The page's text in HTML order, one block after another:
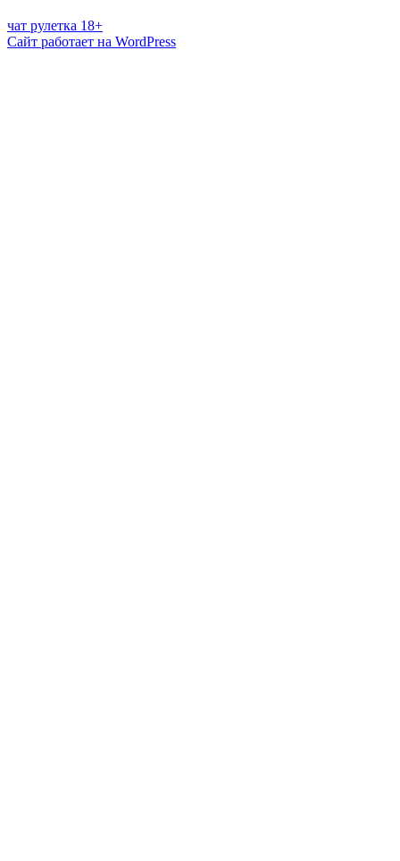
чат рулетка 18+
Сайт работает на WordPress